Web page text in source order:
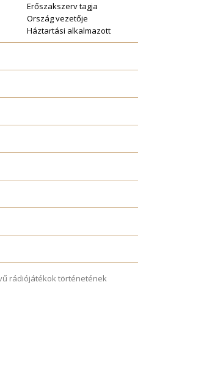
Erőszakszerv tagja
Ország vezetője
Háztartási alkalmazott
rádiójátékok történetének